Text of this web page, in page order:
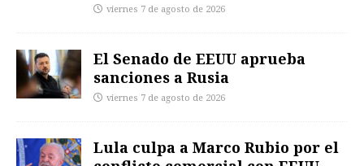
viernes 7 de agosto de 2026
El Senado de EEUU aprueba
sanciones a Rusia
viernes 7 de agosto de 2026
Lula culpa a Marco Rubio por el